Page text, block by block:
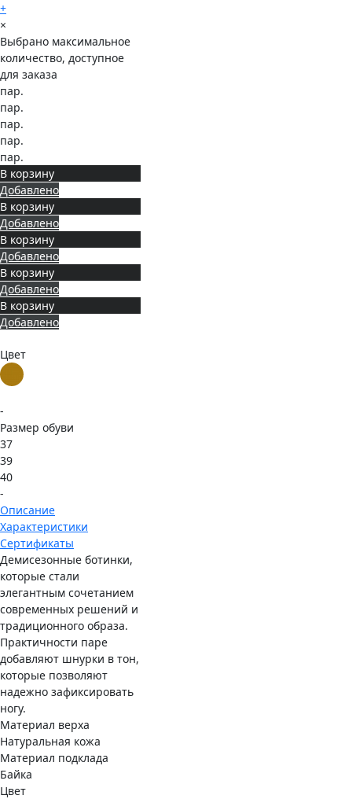
+
×
Выбрано максимальное
количество, доступное
для заказа
пар.
пар.
пар.
пар.
пар.
В корзину
Добавлено
В корзину
Добавлено
В корзину
Добавлено
В корзину
Добавлено
В корзину
Добавлено
Цвет
-
Размер обуви
37
39
40
-
Описание
Характеристики
Сертификаты
Демисезонные ботинки,
которые стали
элегантным сочетанием
современных решений и
традиционного образа.
Практичности паре
добавляют шнурки в тон,
которые позволяют
надежно зафиксировать
ногу.
Материал верха
Натуральная кожа
Материал подклада
Байка
Цвет